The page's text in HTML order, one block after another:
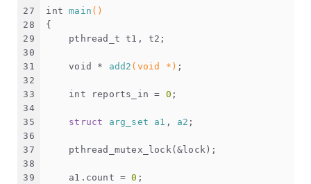
27
28
29
30
31
32
33
34
35
36
37
38
39
int main ()
{
pthread_t t1, t2;
void * add2 ( void *) ;
int reports_in = 0 ;
struct arg_set a1 , a2 ;
    pthread_mutex_lock(&lock);
    a1.count =
0 ;